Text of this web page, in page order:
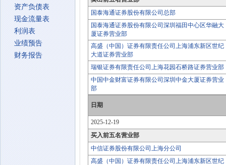
资产负债表
现金流量表
利润表
业绩预告
财务报告
国泰海通证券股份有限公司总部
国泰海通证券股份有限公司深圳福田中心区华融大
厦证券营业部
高盛（中国）证券有限责任公司上海浦东新区世纪
大道证券营业部
瑞银证券有限责任公司上海花园石桥路证券营业部
中国中金财富证券有限公司深圳中金大厦证券营业
部
日期
2025-12-19
买入前五名营业部
中信证券股份有限公司上海分公司
高盛（中国）证券有限责任公司上海浦东新区世纪